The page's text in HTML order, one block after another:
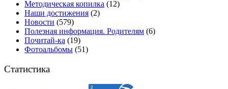
Методическая копилка (12)
Наши достижения (2)
Новости (579)
Полезная информация. Родителям (6)
Почитай-ка (19)
Фотоальбомы (51)
Статистика